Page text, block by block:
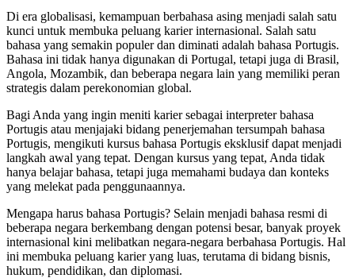
Di era globalisasi, kemampuan berbahasa asing menjadi salah satu
kunci untuk membuka peluang karier internasional. Salah satu
bahasa yang semakin populer dan diminati adalah bahasa Portugis.
Bahasa ini tidak hanya digunakan di Portugal, tetapi juga di Brasil,
Angola, Mozambik, dan beberapa negara lain yang memiliki peran
strategis dalam perekonomian global.
Bagi Anda yang ingin meniti karier sebagai interpreter bahasa
Portugis atau menjajaki bidang penerjemahan tersumpah bahasa
Portugis, mengikuti kursus bahasa Portugis eksklusif dapat menjadi
langkah awal yang tepat. Dengan kursus yang tepat, Anda tidak
hanya belajar bahasa, tetapi juga memahami budaya dan konteks
yang melekat pada penggunaannya.
Mengapa harus bahasa Portugis? Selain menjadi bahasa resmi di
beberapa negara berkembang dengan potensi besar, banyak proyek
internasional kini melibatkan negara-negara berbahasa Portugis. Hal
ini membuka peluang karier yang luas, terutama di bidang bisnis,
hukum, pendidikan, dan diplomasi.